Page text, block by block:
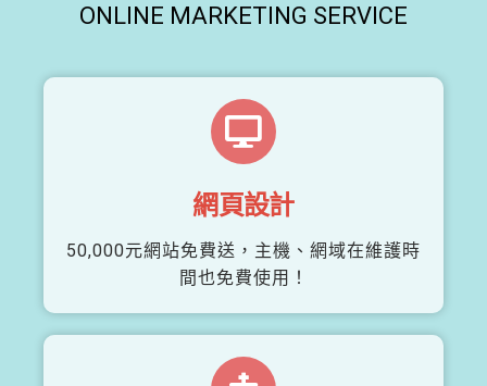
ONLINE MARKETING SERVICE
網頁設計
50,000元網站免費送，主機、網域在維護時
間也免費使用！